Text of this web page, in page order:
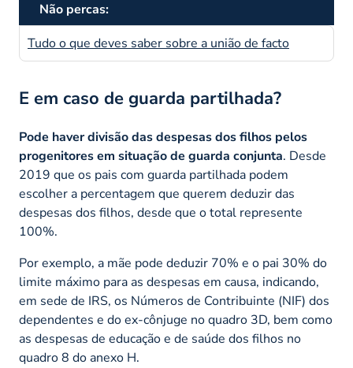
Não percas:
Tudo o que deves saber sobre a união de facto
E em caso de guarda partilhada?
Pode haver divisão das despesas dos filhos pelos
progenitores em situação de guarda conjunta. Desde
2019 que os pais com guarda partilhada podem
escolher a percentagem que querem deduzir das
despesas dos filhos, desde que o total represente
100%.
Por exemplo, a mãe pode deduzir 70% e o pai 30% do
limite máximo para as despesas em causa, indicando,
em sede de IRS, os Números de Contribuinte (NIF) dos
dependentes e do ex-cônjuge no quadro 3D, bem como
as despesas de educação e de saúde dos filhos no
quadro 8 do anexo H.